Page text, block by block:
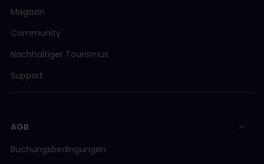
Magazin
Community
Nachhaltiger Tourismus
Support
AGB
Buchungsbedingungen